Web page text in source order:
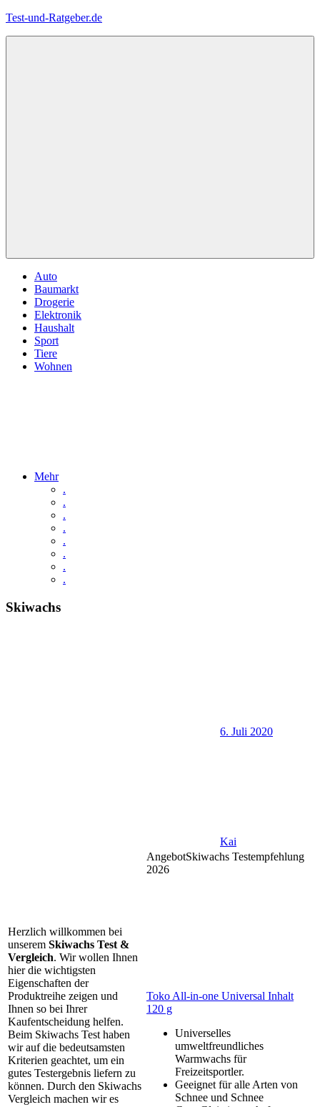
Zum
Test-und-Ratgeber.de
Auto
Baumarkt
Drogerie
Elektronik
Haushalt
Sport
Tiere
Wohnen
Mehr
.
.
.
.
.
.
.
.
Skiwachs
6. Juli 2020
Kai
Herzlich willkommen bei
unserem Skiwachs Test &
Vergleich. Wir wollen Ihnen
hier die wichtigsten
Eigenschaften der
Produktreihe zeigen und
Ihnen so bei Ihrer
Kaufentscheidung helfen.
Beim Skiwachs Test haben
wir auf die bedeutsamsten
Kriterien geachtet, um ein
gutes Testergebnis liefern zu
können. Durch den Skiwachs
Vergleich machen wir es
AngebotSkiwachs Testempfehlung
2026
Toko All-in-one Universal Inhalt
120 g
Universelles
umweltfreundliches
Warmwachs für
Freizeitsportler.
Geeignet für alle Arten von
Schnee und Schnee